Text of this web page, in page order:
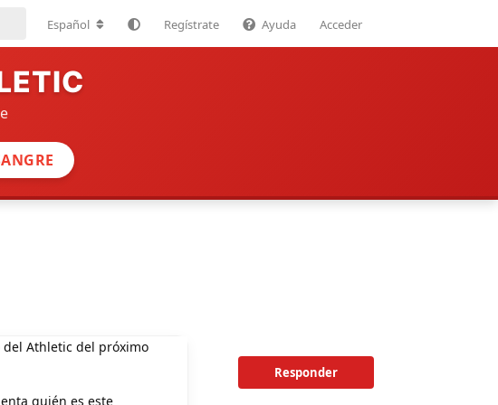
Español Regístrate Ayuda Acceder
Responder
Athletic del próximo
quién es este